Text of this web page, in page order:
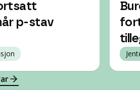
p-stav